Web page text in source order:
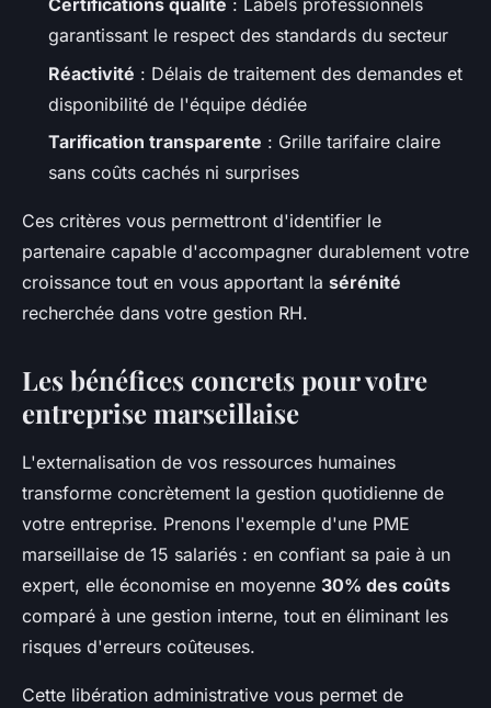
Certifications qualité : Labels professionnels
garantissant le respect des standards du secteur
Réactivité : Délais de traitement des demandes et
disponibilité de l'équipe dédiée
Tarification transparente : Grille tarifaire claire
sans coûts cachés ni surprises
Ces critères vous permettront d'identifier le
partenaire capable d'accompagner durablement votre
croissance tout en vous apportant la sérénité
recherchée dans votre gestion RH.
Les bénéfices concrets pour votre
entreprise marseillaise
L'externalisation de vos ressources humaines
transforme concrètement la gestion quotidienne de
votre entreprise. Prenons l'exemple d'une PME
marseillaise de 15 salariés : en confiant sa paie à un
expert, elle économise en moyenne 30% des coûts
comparé à une gestion interne, tout en éliminant les
risques d'erreurs coûteuses.
Cette libération administrative vous permet de